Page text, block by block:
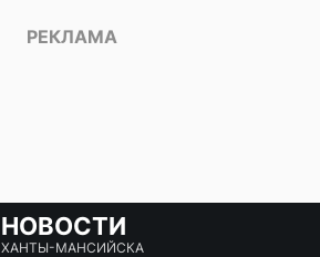
НОВОСТИ
ХАНТЫ-МАНСИЙСКА